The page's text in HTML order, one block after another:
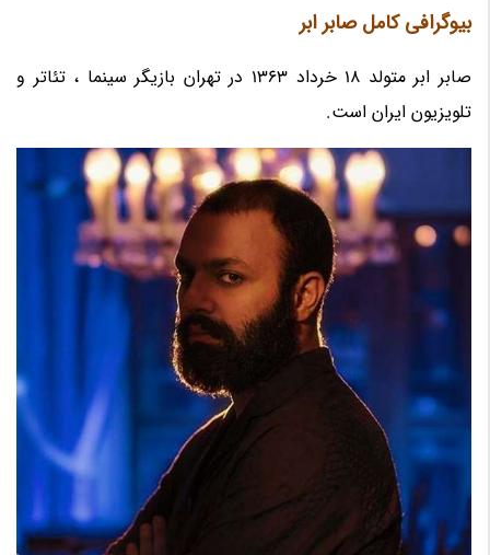
بیوگرافی کامل صابر ابر
صابر ابر متولد 18 خرداد 1363 در تهران بازیگر سینما ، تئاتر و
تلویزیون ایران است.